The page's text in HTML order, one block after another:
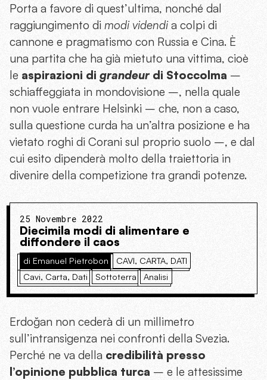
Porta a favore di quest’ultima, nonché dal
raggiungimento di modi videndia colpi di
cannone e pragmatismo con Russia e Cina. È
una partita che ha già mietuto una vittima, cioè
le aspirazioni di grandeurdi Stoccolma –
schiaffeggiata in mondovisione –, nella quale
non vuole entrare Helsinki – che, non a caso,
sulla questione curda ha un’altra posizione e ha
vietato roghi di Corani sul proprio suolo –, e dal
cui esito dipenderà molto della traiettoria in
divenire della competizione tra grandi potenze.
25 Novembre 2022
Diecimila modi di alimentare e
diffondere il caos
di Emanuel Pietrobon
CAVI, CARTA, DATI
Cavi, Carta, Dati
Sottoterra Analisi
Erdoğan non cederà di un millimetro
sull’intransigenza nei confronti della Svezia.
Perché ne va della credibilità presso
l’opinione pubblica turca – e le attesissime